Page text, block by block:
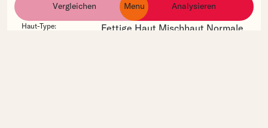
Vergleichen Menu Analysieren
ingredients
products
brands
Creme
Haut-Type: Fettige Haut Mischhaut Normale